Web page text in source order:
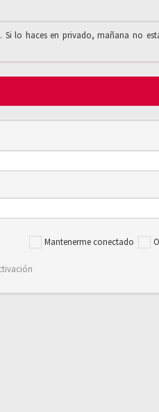
Si lo haces en privado, mañana no
Mantenerme conectado